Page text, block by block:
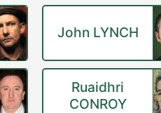
John LYNCH
Ruaidhri
CONROY